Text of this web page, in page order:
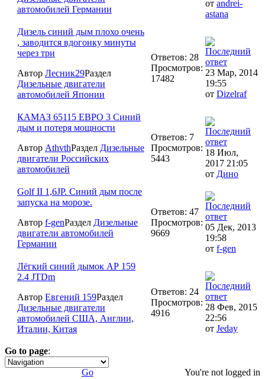
автомобилей Германии
от andrei-
astana
Дизель синий дым плохо очень
, заводится вдогонку минуты
через три
Автор Лесник29Раздел
Дизельные двигатели
автомобилей Японии
Ответов: 28
Просмотров:
17482
23 Мар, 2014
19:55
от Dizelraf
КАМАЗ 65115 ЕВРО 3 Синий
дым и потеря мощности
Автор AthvthРаздел Дизельные
двигатели Российских
автомобилей
Ответов: 7
Просмотров:
5443
18 Июл,
2017 21:05
от Дино
Golf II 1,6JP. Синий дым после
запуска на морозе.
Автор f-genРаздел Дизельные
двигатели автомобилей
Германии
Ответов: 47
Просмотров:
9669
05 Дек, 2013
19:58
от f-gen
Лёгкий синий дымок АР 159
2.4 JTDm
Автор Евгений 159Раздел
Дизельные двигатели
автомобилей США, Англии,
Италии, Китая
Ответов: 24
Просмотров:
4916
28 Фев, 2015
22:56
от Jeday
Go to page:
1
You're not logged in
Go